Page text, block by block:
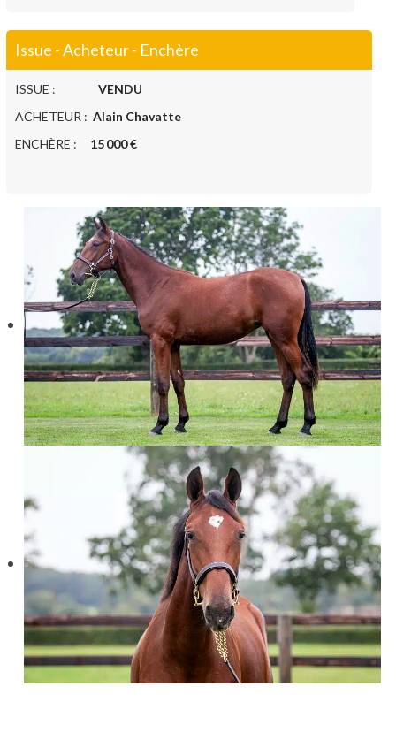
Issue - Acheteur - Enchère
ISSUE : VENDU
ACHETEUR : Alain Chavatte
ENCHÈRE : 15 000 €